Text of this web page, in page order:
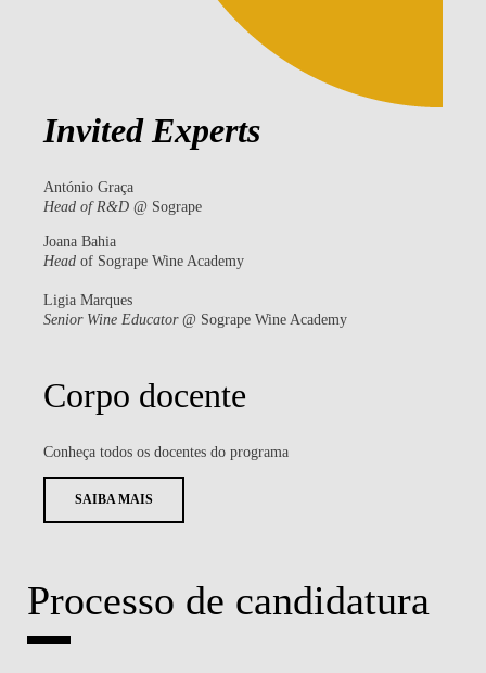
Invited Experts
António Graça
Head of R&D @ Sogrape
Joana Bahia
Headof Sogrape Wine Academy
Ligia Marques
Senior Wine Educator@ Sogrape Wine Academy
Corpo docente
Conheça todos os docentes do programa
SAIBA MAIS
Processo de candidatura